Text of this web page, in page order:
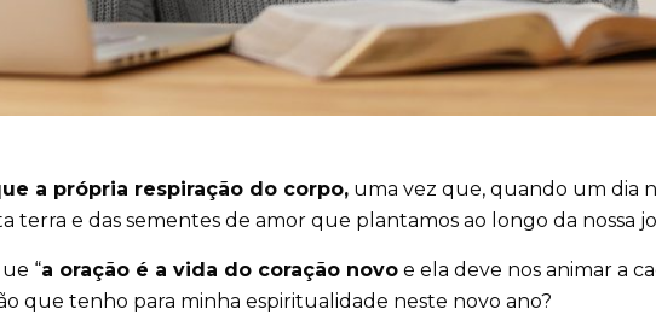
a própria respiração do corpo, uma vez que, quando um dia
e das sementes de amor que plantamos ao longo da nossa
“a oração é a vida do coração novo e ela deve nos animar a
que tenho para minha espiritualidade neste novo ano?